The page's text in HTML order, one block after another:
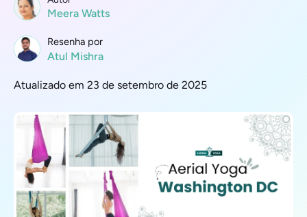
Meera Watts
Resenha por
Atul Mishra
Atualizado em 23 de setembro de 2025